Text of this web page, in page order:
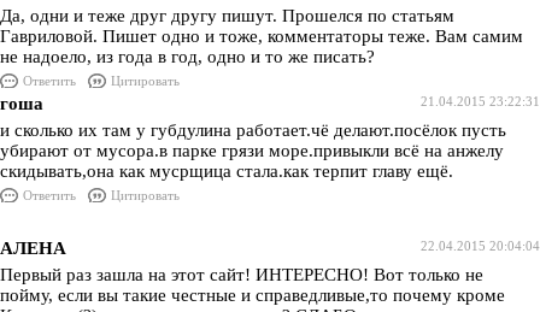
Да, одни и теже друг другу пишут. Прошелся по статьям
Гавриловой. Пишет одно и тоже, комментаторы теже. Вам самим
не надоело, из года в год, одно и то же писать?
Ответить
Цитировать
21.04.2015 23:22:31
гоша
и сколько их там у губдулина работает.чё делают.посёлок пусть
убирают от мусора.в парке грязи море.привыкли всё на анжелу
скидывать,она как мусрщица стала.как терпит главу ещё.
Ответить Цитировать
22.04.2015 20:04:04
АЛЕНА
Первый раз зашла на этот сайт! ИНТЕРЕСНО! Вот только не
пойму, если вы такие честные и справедливые,то почему кроме